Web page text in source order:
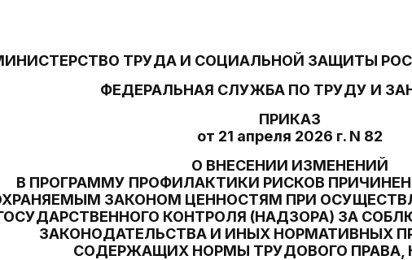
ТРУДА И СОЦИАЛЬНОЙ ЗАЩИТЫ
ФЕДЕРАЛЬНАЯ СЛУЖБА ПО ТРУДУ И
ПРИКАЗ
от 21 апреля 2026 г. N 82
О ВНЕСЕНИИ ИЗМЕНЕНИЙ
В ПРОГРАММУ ПРОФИЛАКТИКИ РИСКОВ
ЗАКОНОМ ЦЕННОСТЯМ ПРИ
КОНТРОЛЯ (НАДЗОРА) ЗА
ЗАКОНОДАТЕЛЬСТВА И ИНЫХ НОРМАТИВНЫХ
СОДЕРЖАЩИХ НОРМЫ ТРУДОВОГО ПРАВА,